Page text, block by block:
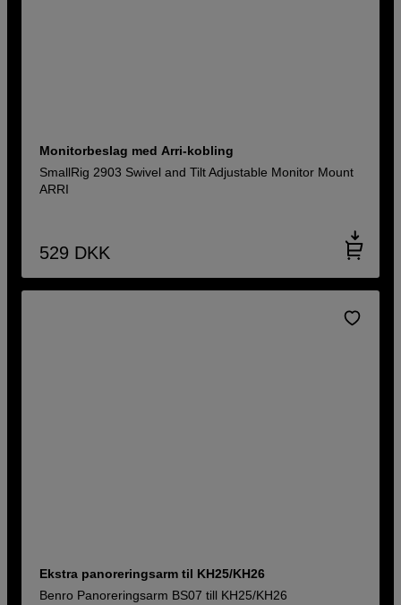
Monitorbeslag med Arri-kobling
SmallRig 2903 Swivel and Tilt Adjustable Monitor Mount
ARRI
529 DKK
Ekstra panoreringsarm til KH25/KH26
Benro Panoreringsarm BS07 till KH25/KH26